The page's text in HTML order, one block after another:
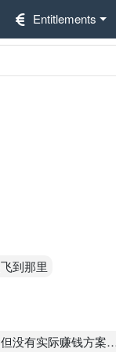
Entitlements
到那里
没有实际赚钱方